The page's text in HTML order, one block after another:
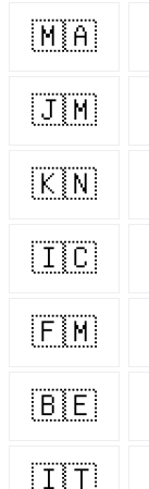
🇲🇦
🇯🇲
🇰🇳
🇮🇨
🇫🇲
🇧🇪
🇮🇹